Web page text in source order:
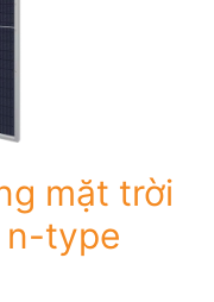
mặt trời
n-type